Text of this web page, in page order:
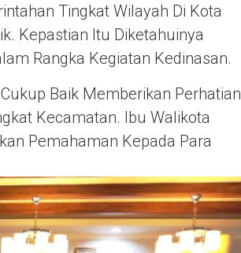
Tingkat Wilayah Di Kota
Kepastian Itu Diketahuinya
Rangka Kegiatan Kedinasan.
Baik Memberikan Perhatian
Kecamatan. Ibu Walikota
Pemahaman Kepada Para